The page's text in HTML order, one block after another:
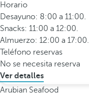
Horario
Desayuno: 8:00 a 11:00.
Snacks: 11:00 a 12:00.
Almuerzo: 12:00 a 17:00.
Teléfono reservas
No se necesita reserva
Ver detalles
Arubian Seafood